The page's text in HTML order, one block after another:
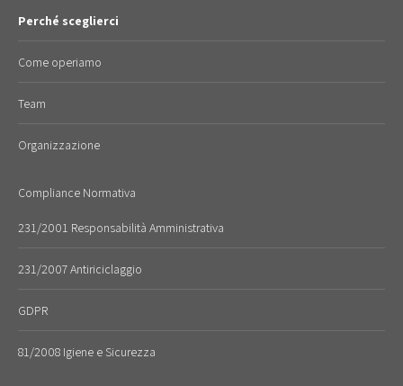
Perché sceglierci
Come operiamo
Team
Organizzazione
Compliance Normativa
231/2001 Responsabilità Amministrativa
231/2007 Antiriciclaggio
GDPR
81/2008 Igiene e Sicurezza